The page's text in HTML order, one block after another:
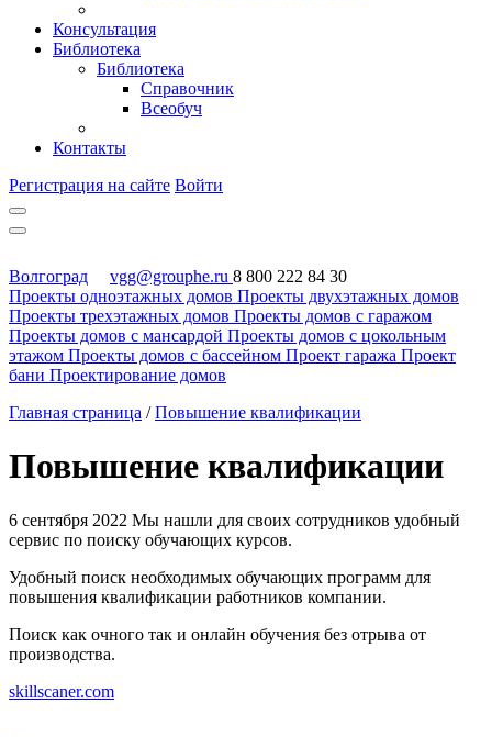
Консультация
Библиотека
Библиотека
Справочник
Всеобуч
Контакты
Регистрация на сайте Войти
Волгоград vgg@grouphe.ru 8 800 222 84 30
Проекты одноэтажных домов Проекты двухэтажных домов
Проекты трехэтажных домов Проекты домов с гаражом
Проекты домов с мансардой Проекты домов с цокольным
этажом Проекты домов с бассейном Проект гаража Проект
бани Проектирование домов
Главная страница / Повышение квалификации
Повышение квалификации
6 сентября 2022 Мы нашли для своих сотрудников удобный
сервис по поиску обучающих курсов.
Удобный поиск необходимых обучающих программ для
повышения квалификации работников компании.
Поиск как очного так и онлайн обучения без отрыва от
производства.
skillscaner.com